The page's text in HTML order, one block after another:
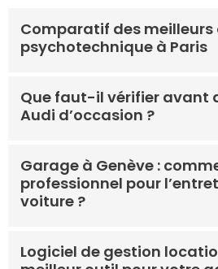
Comparatif des meilleurs
psychotechnique à Paris
Que faut-il vérifier avant
Audi d’occasion ?
Garage à Genève :
professionnel pour
voiture ?
Logiciel de gestion